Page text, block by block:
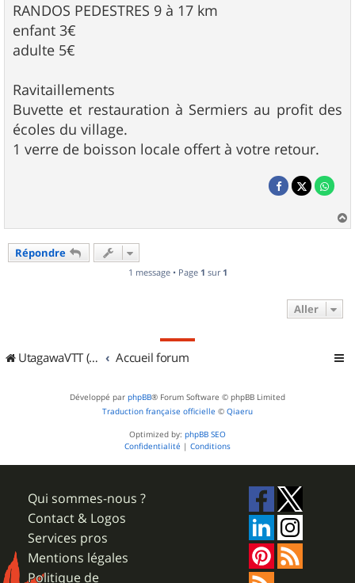
RANDOS PEDESTRES 9 à 17 km
enfant 3€
adulte 5€
Ravitaillements
Buvette et restauration à Sermiers au profit des
écoles du village.
1 verre de boisson locale offert à votre retour.
a
Répondre
1 message • Page 1 sur 1
Aller
UtagawaVTT (Randos VTT et VTTAE avec traces GPS) Accueil forum
Développé par phpBB® Forum Software © phpBB Limited
Traduction française officielle © Qiaeru
Optimized by: phpBB SEO
Confidentialité | Conditions
Qui sommes-nous ?
Contact & Logos
Services pros
Mentions légales
Politique de